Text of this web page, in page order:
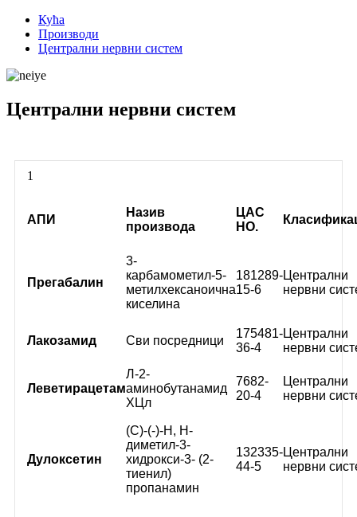
Кућа
Производи
Централни нервни систем
Централни нервни систем
1
АПИ
Назив
производа
ЦАС
НО.
Прегабалин
3-
карбамометил-5-
метилхексаноична
киселина
181289-
15-6
Централни
нервни
Лакозамид Сви посредници
175481-
36-4
Централни
нервни
Леветирацетам
Л-2-
аминобутанамид
ХЦл
7682-
20-4
Централни
нервни
Дулоксетин
(С)-(-)-Н, Н-
диметил-3-
хидрокси-3- (2-
тиенил)
пропанамин
132335-
44-5
Централни
нервни